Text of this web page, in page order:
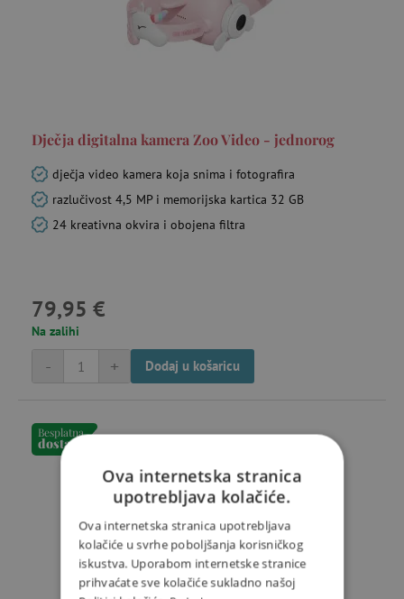
Dječja digitalna kamera Zoo Video - jednorog
dječja video kamera koja snima i fotografira
razlučivost 4,5 MP i memorijska kartica 32 GB
24 kreativna okvira i obojena filtra
79,95 €
Na zalihi
+
- Dodaj u košaricu
Besplatna
dostava
Ova internetska stranica
upotrebljava kolačiće.
Ova internetska stranica upotrebljava
kolačiće u svrhe poboljšanja korisničkog
iskustva. Uporabom internetske stranice
prihvaćate sve kolačiće sukladno našoj